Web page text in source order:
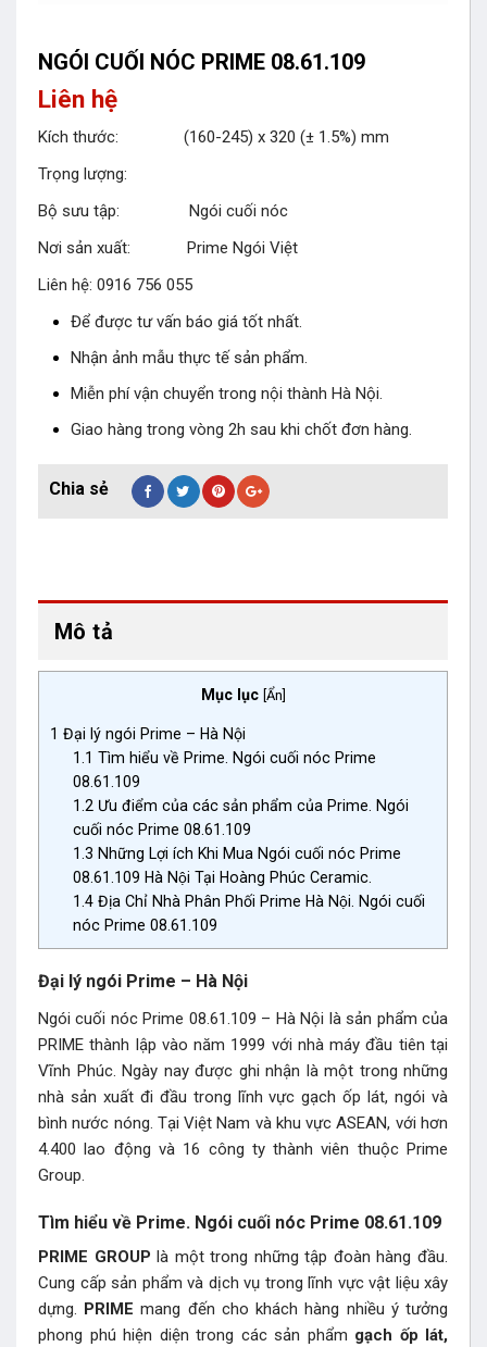
NGÓI CUỐI NÓC PRIME 08.61.109
Liên hệ
Kích thước: (160-245) x 320 (± 1.5%) mm
Trọng lượng:
Bộ sưu tập: Ngói cuối nóc
Nơi sản xuất: Prime Ngói Việt
Liên hệ: 0916 756 055
Để được tư vấn báo giá tốt nhất.
Nhận ảnh mẫu thực tế sản phẩm.
Miễn phí vận chuyển trong nội thành Hà Nội.
Giao hàng trong vòng 2h sau khi chốt đơn hàng.
Mô tả
Mục lục Ẩn
1 Đại lý ngói Prime – Hà Nội
1.1 Tìm hiểu về Prime. Ngói cuối nóc Prime
08.61.109
1.2 Ưu điểm của các sản phẩm của Prime. Ngói
cuối nóc Prime 08.61.109
1.3 Những Lợi ích Khi Mua Ngói cuối nóc Prime
08.61.109 Hà Nội Tại Hoàng Phúc Ceramic.
1.4 Địa Chỉ Nhà Phân Phối Prime Hà Nội. Ngói cuối
nóc Prime 08.61.109
Đại lý ngói Prime – Hà Nội
Ngói cuối nóc Prime 08.61.109 – Hà Nội là sản phẩm của
PRIME thành lập vào năm 1999 với nhà máy đầu tiên tại
Vĩnh Phúc. Ngày nay được ghi nhận là một trong những
nhà sản xuất đi đầu trong lĩnh vực gạch ốp lát, ngói và
bình nước nóng. Tại Việt Nam và khu vực ASEAN, với hơn
4.400 lao động và 16 công ty thành viên thuộc Prime
Group.
Tìm hiểu về Prime. Ngói cuối nóc Prime 08.61.109
PRIME GROUP là một trong những tập đoàn hàng đầu.
Cung cấp sản phẩm và dịch vụ trong lĩnh vực vật liệu xây
dựng. PRIME mang đến cho khách hàng nhiều ý tưởng
phong phú hiện diện trong các sản phẩm gạch ốp lát,